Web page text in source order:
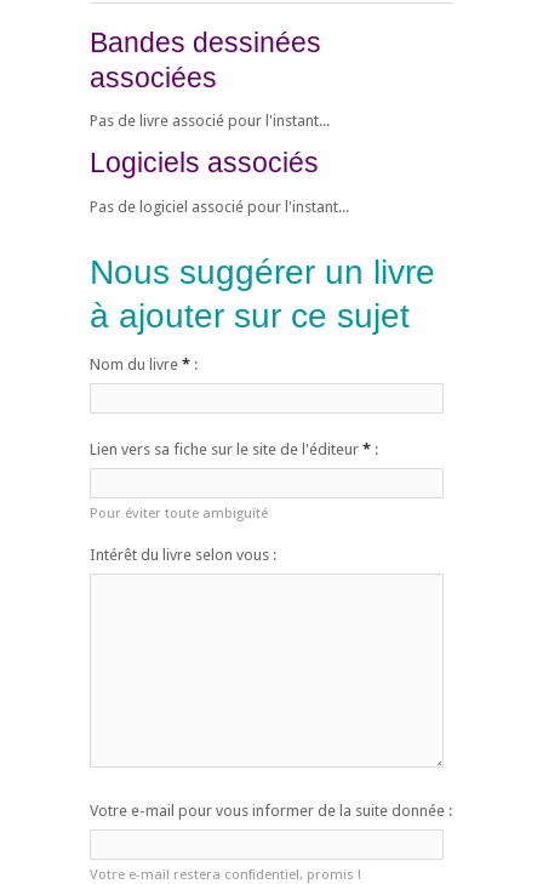
Bandes dessinées
associées
Pas de livre associé pour l'instant...
Logiciels associés
Pas de logiciel associé pour l'instant...
Nous suggérer un livre
à ajouter sur ce sujet
Nom du livre * :
Lien vers sa fiche sur le site de l'éditeur * :
Pour éviter toute ambiguïté
Intérêt du livre selon vous :
Votre e-mail pour vous informer de la suite donnée :
Votre e-mail restera confidentiel, promis !